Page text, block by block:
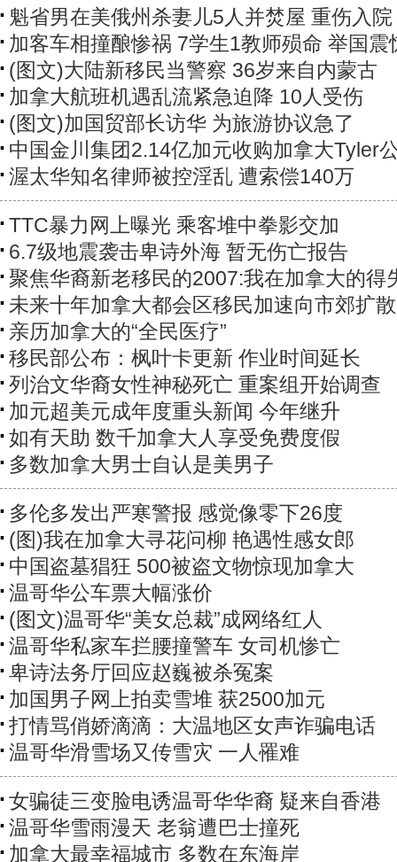
魁省男在美俄州杀妻儿5人并焚屋 重伤入院
加客车相撞酿惨祸 7学生1教师殒命 举国震
(图文)大陆新移民当警察 36岁来自内蒙古
加拿大航班机遇乱流紧急迫降 10人受伤
(图文)加国贸部长访华 为旅游协议急了
中国金川集团2.14亿加元收购加拿大Tyler
渥太华知名律师被控淫乱 遭索偿140万
TTC暴力网上曝光 乘客堆中拳影交加
6.7级地震袭击卑诗外海 暂无伤亡报告
聚焦华裔新老移民的2007:我在加拿大的得
未来十年加拿大都会区移民加速向市郊扩散
亲历加拿大的“全民医疗”
移民部公布：枫叶卡更新 作业时间延长
列治文华裔女性神秘死亡 重案组开始调查
加元超美元成年度重头新闻 今年继升
如有天助 数千加拿大人享受免费度假
多数加拿大男士自认是美男子
多伦多发出严寒警报 感觉像零下26度
(图)我在加拿大寻花问柳 艳遇性感女郎
中国盗墓猖狂 500被盗文物惊现加拿大
温哥华公车票大幅涨价
(图文)温哥华“美女总裁”成网络红人
温哥华私家车拦腰撞警车 女司机惨亡
卑诗法务厅回应赵巍被杀冤案
加国男子网上拍卖雪堆 获2500加元
打情骂俏娇滴滴：大温地区女声诈骗电话
温哥华滑雪场又传雪灾 一人罹难
女骗徒三变脸电诱温哥华华裔 疑来自香港
温哥华雪雨漫天 老翁遭巴士撞死
加拿大最幸福城市 多数在东海岸